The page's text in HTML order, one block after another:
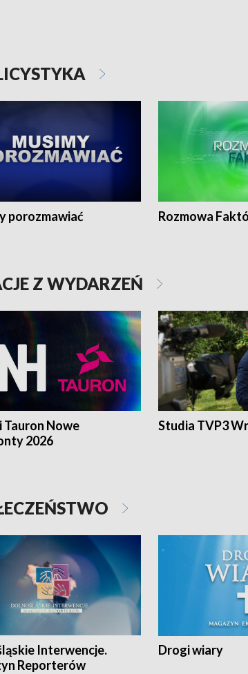
porozmawiać Rozmowa
Z WYDARZEŃ
Tauron Nowe
2026
Studia TVP3
Interwencje.
Reporterów
Drogi wiary